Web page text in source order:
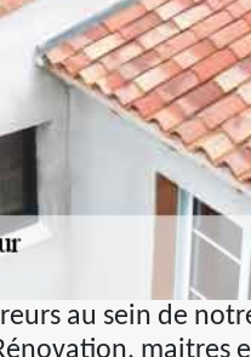
au sein de
maitres